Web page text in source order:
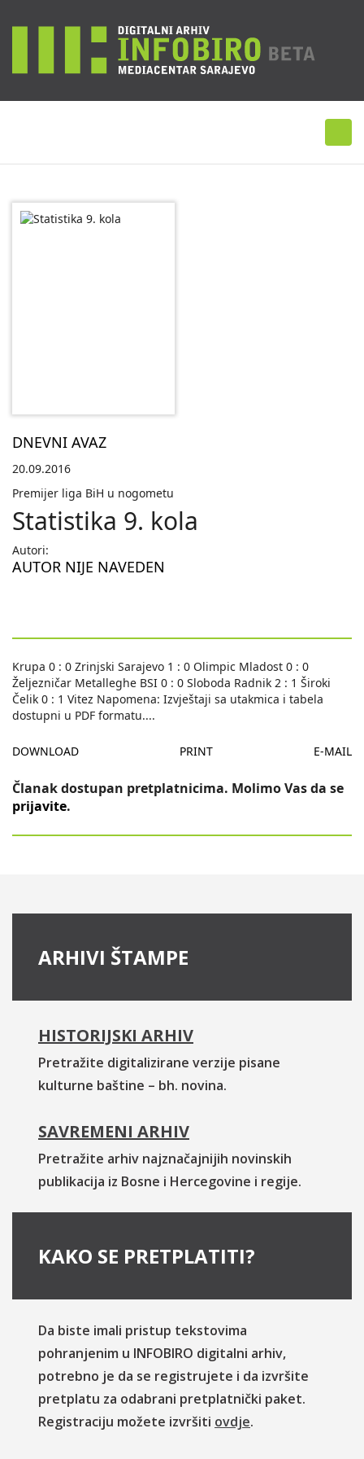
DNEVNI AVAZ
20.09.2016
Premijer liga BiH u nogometu
Statistika 9. kola
Autori:
AUTOR NIJE NAVEDEN
Krupa 0 : 0 Zrinjski Sarajevo 1 : 0 Olimpic Mladost 0 : 0
Željezničar Metalleghe BSI 0 : 0 Sloboda Radnik 2 : 1 Široki
Čelik 0 : 1 Vitez Napomena: Izvještaji sa utakmica i tabela
dostupni u PDF formatu....
DOWNLOAD PRINT E-MAIL
Članak dostupan pretplatnicima. Molimo Vas da se
prijavite.
ARHIVI ŠTAMPE
HISTORIJSKI ARHIV
Pretražite digitalizirane verzije pisane
kulturne baštine – bh. novina.
SAVREMENI ARHIV
Pretražite arhiv najznačajnijih novinskih
publikacija iz Bosne i Hercegovine i regije.
KAKO SE PRETPLATITI?
Da biste imali pristup tekstovima
pohranjenim u INFOBIRO digitalni arhiv,
potrebno je da se registrujete i da izvršite
pretplatu za odabrani pretplatnički paket.
Registraciju možete izvršiti ovdje.